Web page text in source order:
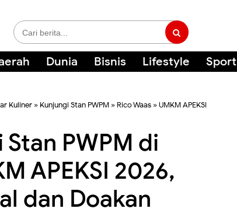
Dunia Bisnis Lifestyle Sport
Kuliner » Kunjungi Stan PWPM » Rico Waas »UMKM APEKSI
PWPM di
APEKSI 2026,
dan Doakan